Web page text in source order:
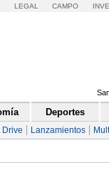
LEGAL CAMPO
Deportes
Drive Lanzamientos